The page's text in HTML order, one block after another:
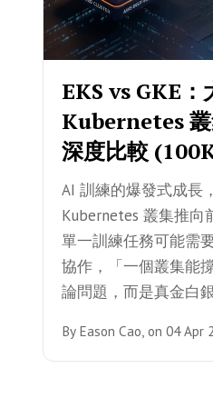
EKS vs GKE：
Kubernetes
深度比較
AI 訓練的爆發式成長
Kubernetes 叢集推向
單一訓練任務可能需
協作，「一個叢集能
論問題，而是真金白
By Eason Cao, on 04 Apr